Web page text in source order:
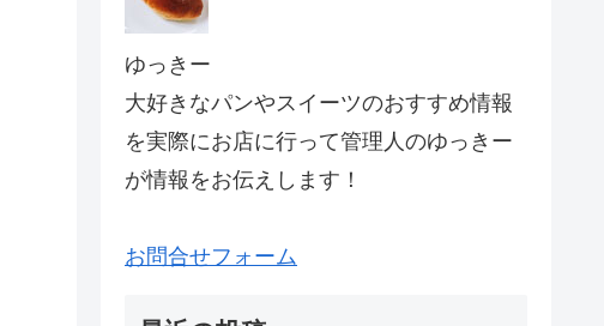
ゆっきー
大好きなパンやスイーツのおすすめ情報
を実際にお店に行って管理人のゆっきー
が情報をお伝えします！
お問合せフォーム